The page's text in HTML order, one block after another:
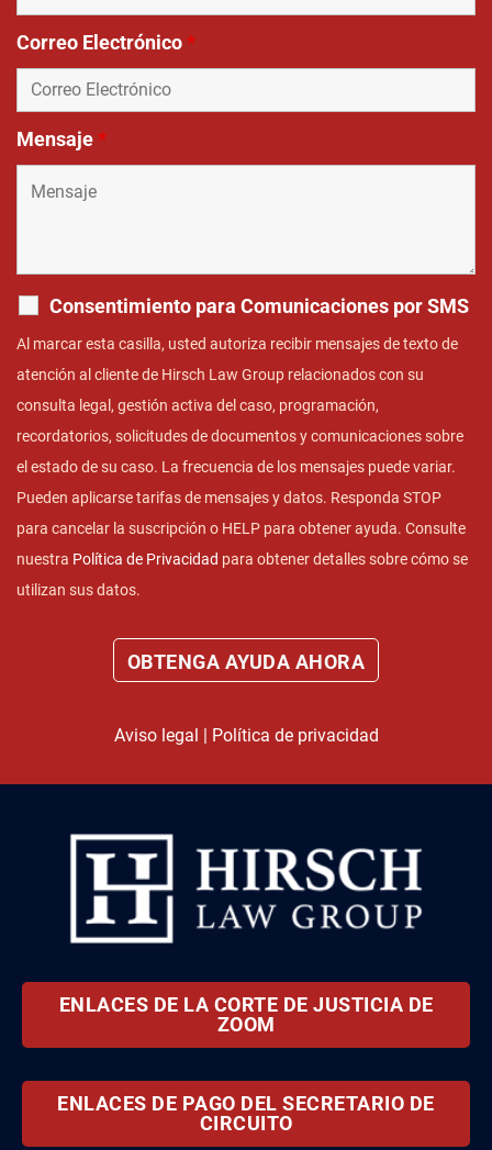
Correo Electrónico*
Mensaje*
Consentimiento para Comunicaciones por SMS
Al marcar esta casilla, usted autoriza recibir mensajes de texto de
atención al cliente de Hirsch Law Group relacionados con su
consulta legal, gestión activa del caso, programación,
recordatorios, solicitudes de documentos y comunicaciones sobre
el estado de su caso. La frecuencia de los mensajes puede variar.
Pueden aplicarse tarifas de mensajes y datos. Responda STOP
para cancelar la suscripción o HELP para obtener ayuda. Consulte
nuestra Política de Privacidad para obtener detalles sobre cómo se
utilizan sus datos.
Aviso legal | Política de privacidad
ENLACES DE LA CORTE DE JUSTICIA DE
ZOOM
ENLACES DE PAGO DEL SECRETARIO DE
CIRCUITO